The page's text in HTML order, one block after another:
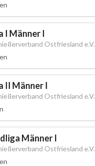
I Männer I
Ostfriesland e.V.
II Männer I
Ostfriesland e.V.
Männer I
Ostfriesland e.V.